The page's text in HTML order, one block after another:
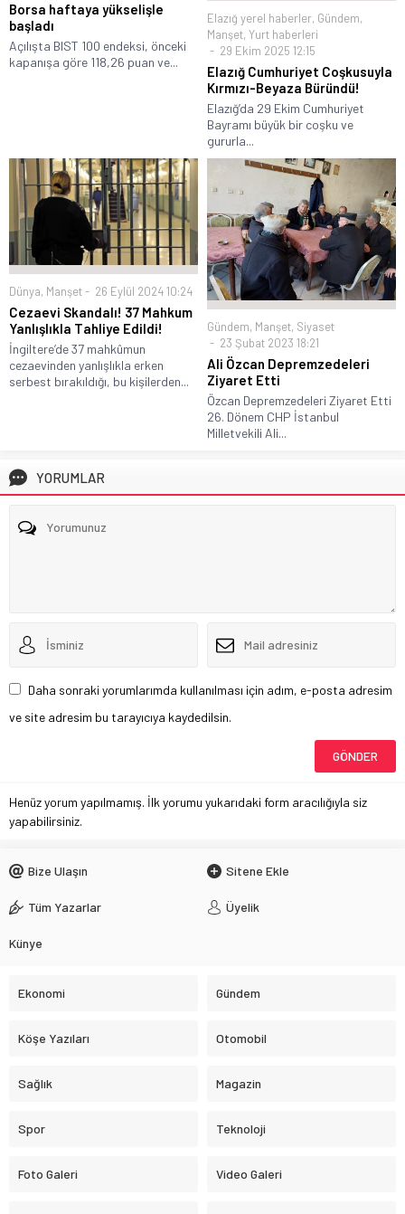
Borsa haftaya yükselişle
başladı
Açılışta BIST 100 endeksi, önceki
kapanışa göre 118,26 puan ve...
Elazığ yerel haberler, Gündem,
Manşet, Yurt haberleri
29 Ekim 2025 12:15
Elazığ Cumhuriyet Coşkusuyla
Kırmızı-Beyaza Büründü!
Elazığ’da 29 Ekim Cumhuriyet
Bayramı büyük bir coşku ve
gururla...
Dünya, Manşet 26 Eylül 2024 10:24
Cezaevi Skandalı! 37 Mahkum
Yanlışlıkla Tahliye Edildi!
İngiltere’de 37 mahkûmun
cezaevinden yanlışlıkla erken
serbest bırakıldığı, bu kişilerden...
Gündem, Manşet, Siyaset
23 Şubat 2023 18:21
Ali Özcan Depremzedeleri
Ziyaret Etti
Özcan Depremzedeleri Ziyaret Etti
26. Dönem CHP İstanbul
Milletvekili Ali...
YORUMLAR
Daha sonraki yorumlarımda kullanılması için adım, e-posta adresim
ve site adresim bu tarayıcıya kaydedilsin.
Henüz yorum yapılmamış. İlk yorumu yukarıdaki form aracılığıyla siz
yapabilirsiniz.
Bize Ulaşın Sitene Ekle
Tüm Yazarlar Üyelik
Künye
Ekonomi Gündem
Köşe Yazıları Otomobil
Sağlık Magazin
Spor Teknoloji
Foto Galeri Video Galeri